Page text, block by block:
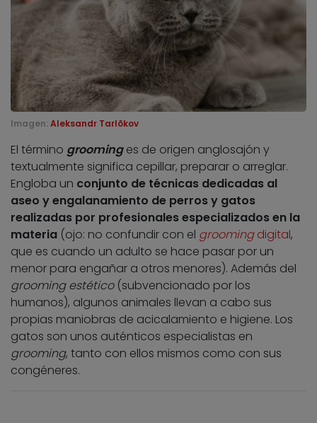
Imagen: Aleksandr Tarlõkov
El término grooming es de origen anglosajón y
textualmente significa cepillar, preparar o arreglar.
Engloba un conjunto de técnicas dedicadas al
aseo y engalanamiento de perros y gatos
realizadas por profesionales especializados en la
materia (ojo: no confundir con el groomingdigital,
que es cuando un adulto se hace pasar por un
menor para engañar a otros menores). Además del
grooming estético (subvencionado por los
humanos), algunos animales llevan a cabo sus
propias maniobras de acicalamiento e higiene. Los
gatos son unos auténticos especialistas en
grooming, tanto con ellos mismos como con sus
congéneres.